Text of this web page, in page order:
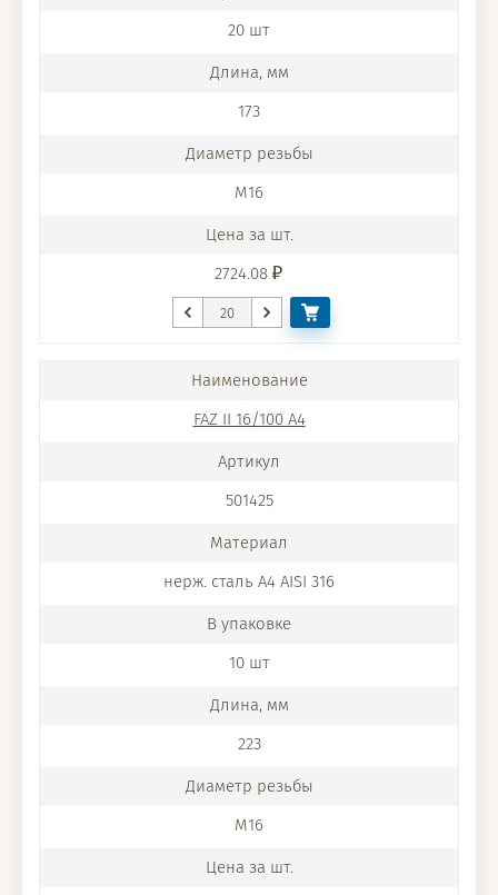
20 шт
173
M16
2724.08
FAZ II 16/100 A4
501425
нерж. сталь A4 AISI 316
10 шт
223
M16